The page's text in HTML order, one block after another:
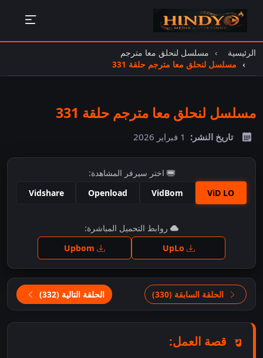
الرئيسية
مسلسل لنحلق معا مترجم
مسلسل لنحلق معا مترجم حلقة 331
مسلسل لنحلق معا مترجم حلقة 331
تاريخ النشر: 1 فبراير 2026
اختر سيرفر المشاهدة:
ViD LO
VidBom
Openload
Vidshare
اضغط للمشاهدة
روابط التحميل المباشرة:
الحلقة السابقة (330) الحلقة التالية (332)
قصة العمل: